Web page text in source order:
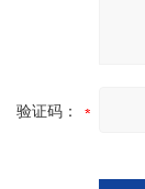
验证码：